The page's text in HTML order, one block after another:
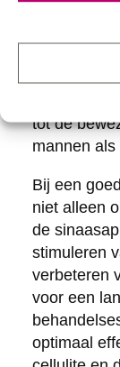
vetweefsel
ultrasound,
tot de
mannen als
Bij een
niet alleen
de
stimuleren
verbeteren
voor een
optimaal